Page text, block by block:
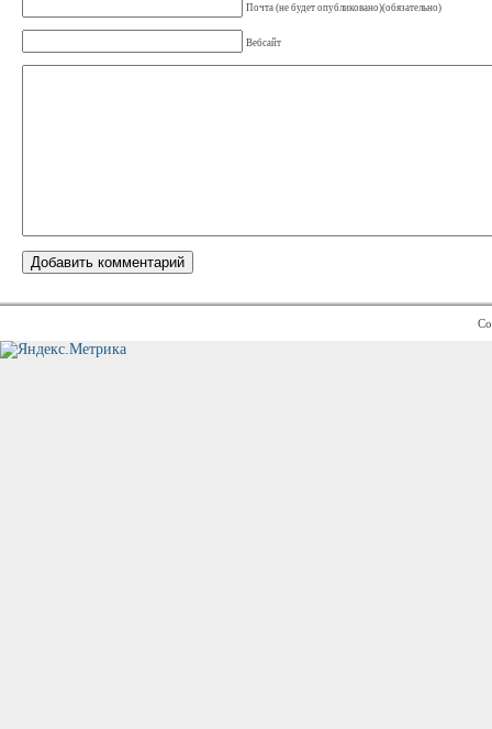
Почта (не будет опубликовано)(обязательно)
Вебсайт